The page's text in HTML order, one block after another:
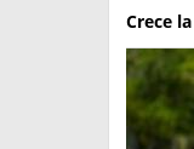
Crece